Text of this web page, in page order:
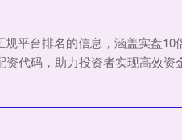
平台排名的信息，涵盖实盘
代码，助力投资者实现高效